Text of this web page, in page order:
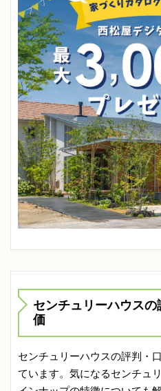
センチュリーハウス
価
センチュリーハウスの評判・
ています。気になるセンチュ